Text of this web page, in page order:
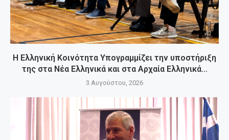
Η Ελληνική Κοινότητα Υπογραμμίζει την υποστήριξη
της στα Νέα Ελληνικά και στα Αρχαία Ελληνικά...
3 Αυγούστου, 2026